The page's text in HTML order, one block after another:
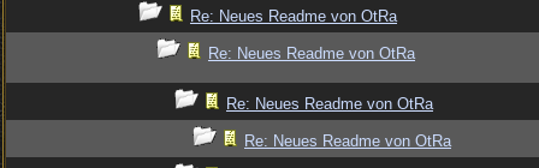
Re: Neues Readme von OtRa
Re: Neues Readme von OtRa
Re: Neues Readme von OtRa
Re: Neues Readme von OtRa